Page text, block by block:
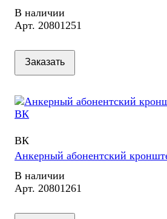
В наличии
Арт. 20801251
Заказать
ВК
Анкерный абонентский
В наличии
Арт. 20801261